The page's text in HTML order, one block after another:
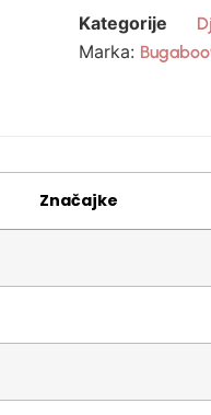
Kategorije
Marka:
Značajke